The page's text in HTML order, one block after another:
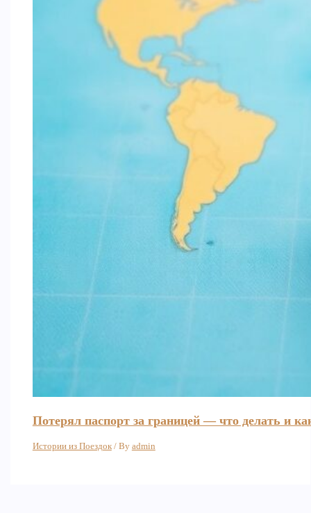
Потерял паспорт за границей — что делать и
Истории из Поездок/ By admin